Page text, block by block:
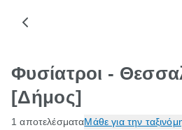
Φυσίατροι -
[Δήμος]
1 αποτελέσματαΜάθε για την